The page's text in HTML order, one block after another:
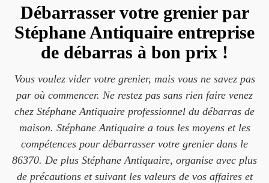
Débarrasser votre grenier par
Stéphane Antiquaire entreprise
de débarras à bon prix !
Vous voulez vider votre grenier, mais vous ne savez pas
par où commencer. Ne restez pas sans rien faire venez
chez Stéphane Antiquaire professionnel du débarras de
maison. Stéphane Antiquaire a tous les moyens et les
compétences pour débarrasser votre grenier dans le
86370. De plus Stéphane Antiquaire, organise avec plus
de précautions et suivant les valeurs de vos affaires et